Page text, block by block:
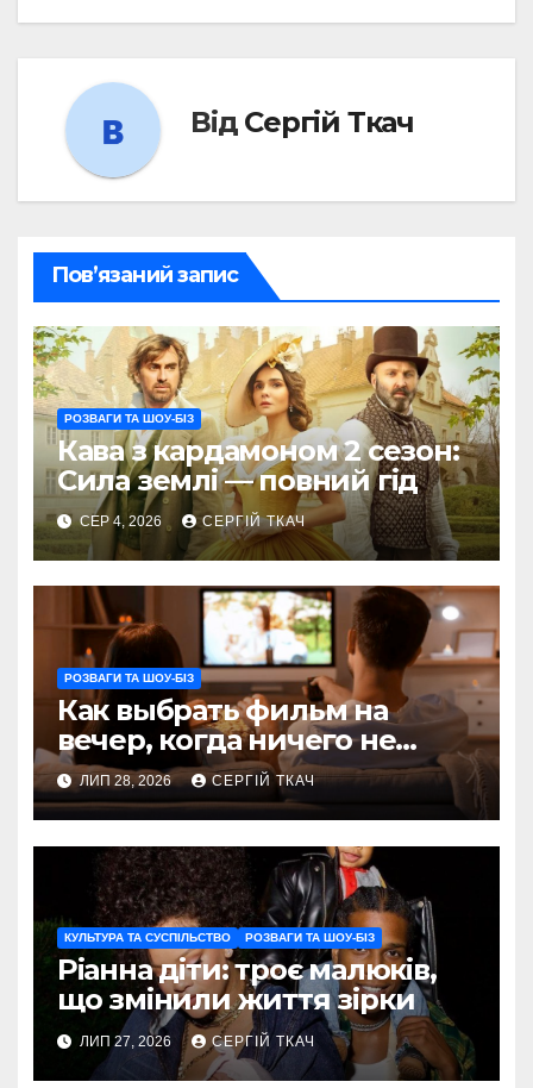
Від Сергій Ткач
Пов’язаний запис
РОЗВАГИ ТА ШОУ-БІЗ
Кава з кардамоном 2 сезон:
Сила землі — повний гід
СЕР 4, 2026 СЕРГІЙ ТКАЧ
РОЗВАГИ ТА ШОУ-БІЗ
Как выбрать фильм на
вечер, когда ничего не
хочется пересматривать
ЛИП 28, 2026 СЕРГІЙ ТКАЧ
КУЛЬТУРА ТА СУСПІЛЬСТВО РОЗВАГИ ТА ШОУ-БІЗ
Ріанна діти: троє малюків,
що змінили життя зірки
ЛИП 27, 2026 СЕРГІЙ ТКАЧ